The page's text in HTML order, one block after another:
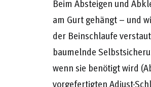
Beim Absteigen und
am Gurt gehängt – und
der Beinschlaufe
baumelnde
wenn sie benötigt wird
vorgefertigten Adjust-